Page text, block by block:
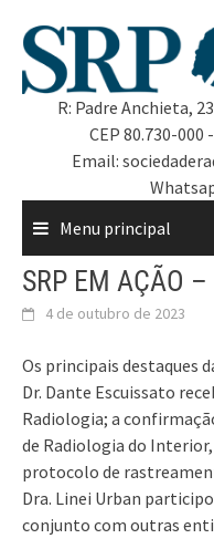
R: Padre Anchieta,
CEP 80.730-
Email:
Menu principal
SRP EM AÇÃO
4 de outubro de 2023
Os principais destaques
Dr. Dante Escuissato
Radiologia; a
de Radiologia do
protocolo de
Dra. Linei Urban
conjunto com outras